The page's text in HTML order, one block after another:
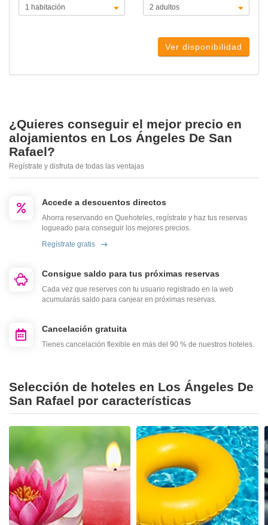
Ver disponibilidad
¿Quieres conseguir el mejor precio en
alojamientos en Los Ángeles De San
Rafael?
Regístrate y disfruta de todas las ventajas
Accede a descuentos directos
Ahorra reservando en Quehoteles, regístrate y haz tus reservas
logueado para conseguir los mejores precios.
Regístrate gratis
Consigue saldo para tus próximas reservas
Cada vez que reserves con tu usuario registrado en la web
acumularás saldo para canjear en próximas reservas.
Cancelación gratuita
Tienes cancelación flexible en más del 90 % de nuestros hoteles.
Selección de hoteles en Los Ángeles De
San Rafael por características